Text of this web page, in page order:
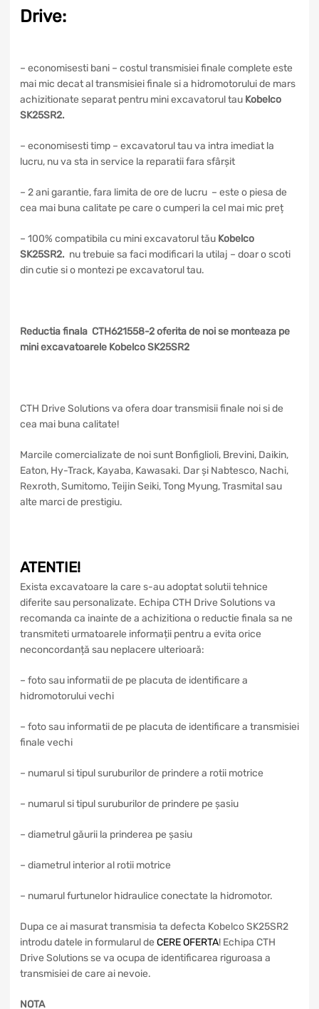
Drive:
– economisesti bani – costul transmisiei finale complete este
mai mic decat al transmisiei finale si a hidromotorului de mars
achizitionate separat pentru mini excavatorul tau Kobelco
SK25SR2.
– economisesti timp – excavatorul tau va intra imediat la
lucru, nu va sta in service la reparatii fara sfârșit
– 2 ani garantie, fara limita de ore de lucru – este o piesa de
cea mai buna calitate pe care o cumperi la cel mai mic preț
– 100% compatibila cu mini excavatorul tău Kobelco
SK25SR2. nu trebuie sa faci modificari la utilaj – doar o scoti
din cutie si o montezi pe excavatorul tau.
Reductia finala CTH621558-2 oferita de noi se monteaza pe
mini excavatoarele Kobelco SK25SR2
CTH Drive Solutions va ofera doar transmisii finale noi si de
cea mai buna calitate!
Marcile comercializate de noi sunt Bonfiglioli, Brevini, Daikin,
Eaton, Hy-Track, Kayaba, Kawasaki. Dar și Nabtesco, Nachi,
Rexroth, Sumitomo, Teijin Seiki, Tong Myung, Trasmital sau
alte marci de prestigiu.
ATENTIE!
Exista excavatoare la care s-au adoptat solutii tehnice
diferite sau personalizate. Echipa CTH Drive Solutions va
recomanda ca inainte de a achizitiona o reductie finala sa ne
transmiteti urmatoarele informații pentru a evita orice
neconcordanță sau neplacere ulterioară:
– foto sau informatii de pe placuta de identificare a
hidromotorului vechi
– foto sau informatii de pe placuta de identificare a transmisiei
finale vechi
– numarul si tipul suruburilor de prindere a rotii motrice
– numarul si tipul suruburilor de prindere pe șasiu
– diametrul găurii la prinderea pe șasiu
– diametrul interior al rotii motrice
– numarul furtunelor hidraulice conectate la hidromotor.
Dupa ce ai masurat transmisia ta defecta Kobelco SK25SR2
introdu datele in formularul de CERE OFERTA! Echipa CTH
Drive Solutions se va ocupa de identificarea riguroasa a
transmisiei de care ai nevoie.
NOTA